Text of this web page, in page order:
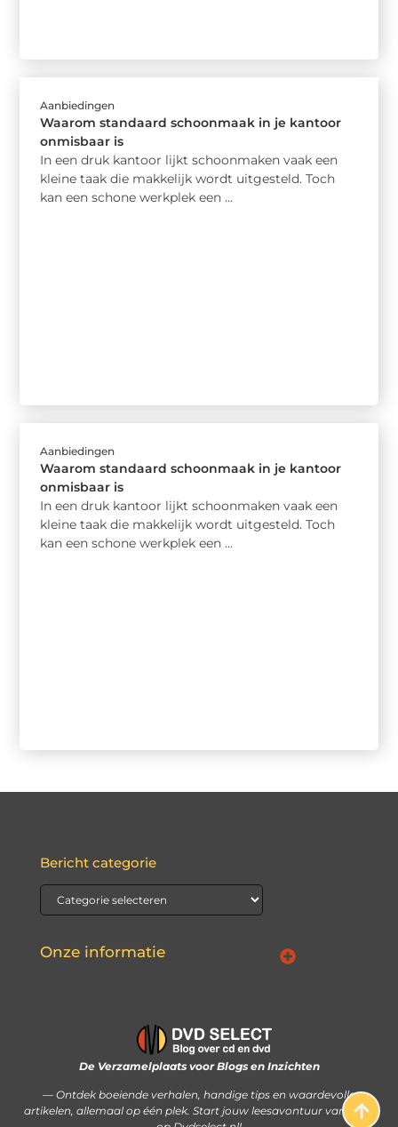
Aanbiedingen
Waarom standaard schoonmaak in je kantoor
onmisbaar is
In een druk kantoor lijkt schoonmaken vaak een
kleine taak die makkelijk wordt uitgesteld. Toch
kan een schone werkplek een ...
Aanbiedingen
Waarom standaard schoonmaak in je kantoor
onmisbaar is
In een druk kantoor lijkt schoonmaken vaak een
kleine taak die makkelijk wordt uitgesteld. Toch
kan een schone werkplek een ...
De Verzamelplaats voor Blogs en Inzichten
— Ontdek boeiende verhalen, handige tips en waardevolle
artikelen, allemaal op één plek. Start jouw leesavontuur vandaag
Onze informatie
Bericht categorie